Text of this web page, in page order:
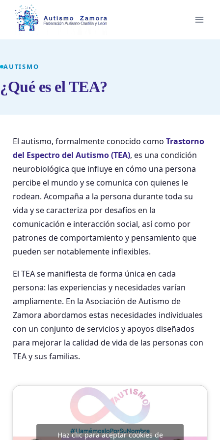
Saltar
contenido
AUTISMO
¿Qué es el TEA?
El autismo, formalmente conocido como Trastorno
del Espectro del Autismo (TEA), es una condición
neurobiológica que influye en cómo una persona
percibe el mundo y se comunica con quienes le
rodean. Acompaña a la persona durante toda su
vida y se caracteriza por desafíos en la
comunicación e interacción social, así como por
patrones de comportamiento y pensamiento que
pueden ser notablemente inflexibles.
El TEA se manifiesta de forma única en cada
persona: las experiencias y necesidades varían
ampliamente. En la Asociación de Autismo de
Zamora abordamos estas necesidades individuales
con un conjunto de servicios y apoyos diseñados
para mejorar la calidad de vida de las personas con
TEA y sus familias.
Haz clic para aceptar cookies de